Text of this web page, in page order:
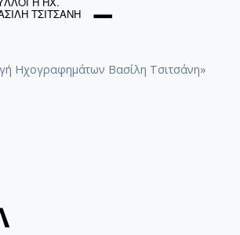
Ηχογραφημάτων Βασίλη Τσιτσάνη»